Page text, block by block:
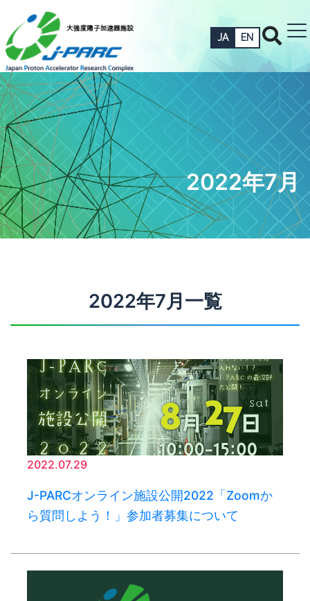
JA EN
2022年7月
2022年7月一覧
2022.07.29
J-PARCオンライン施設公開2022「Zoomか
ら質問しよう！」参加者募集について